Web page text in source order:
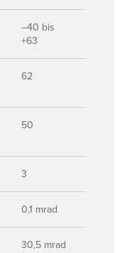
–40 bis
+63
62
50
3
0,1 mrad
30,5 mrad